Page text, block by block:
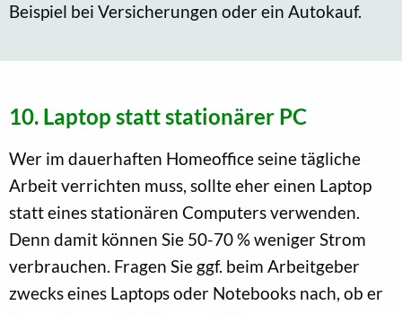
Beispiel bei Versicherungen oder ein Autokauf.
10. Laptop statt stationärer PC
Wer im dauerhaften Homeoffice seine tägliche
Arbeit verrichten muss, sollte eher einen Laptop
statt eines stationären Computers verwenden.
Denn damit können Sie 50-70 % weniger Strom
verbrauchen. Fragen Sie ggf. beim Arbeitgeber
zwecks eines Laptops oder Notebooks nach, ob er